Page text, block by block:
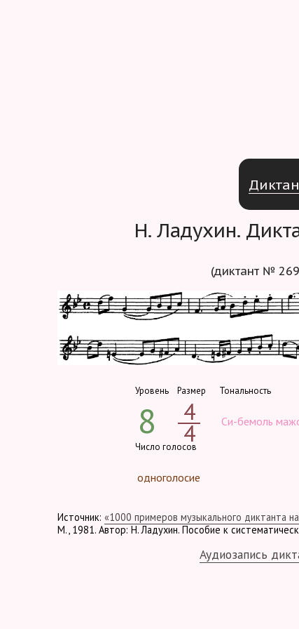
Диктан
Н. Ладухин.
(диктант №
Уровень
8
Размер
4
4
Тональность
Си-бемоль
Число голосов
одноголосие
Источник: «1000 примеров музыкального диктанта
М., 1981. Автор: Н. Ладухин. Пособие к
Аудиозапись